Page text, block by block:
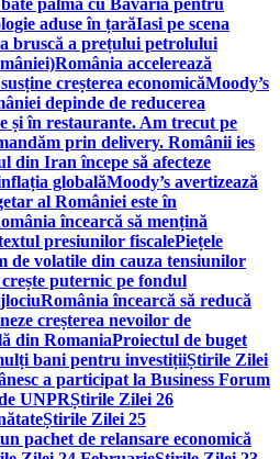
palma cu Bavaria pentru
aduse în țarăIasi pe scena
bruscă a prețului petrolului
România accelerează
creșterea economicăMoody’s
depinde de reducerea
și în restaurante. Am trecut pe
prin delivery. Românii ies
din Iran începe să afecteze
globalăMoody’s avertizează
al României este în
încearcă să mențină
presiunilor fiscalePiețele
de volatile din cauza tensiunilor
puternic pe fondul
România încearcă să reducă
creșterea nevoilor de
din RomaniaProiectul de buget
bani pentru investițiiȘtirile Zilei
a participat la Business Forum
UNPRȘtirile Zilei 26
Știrile Zilei 25
pachet de relansare economică